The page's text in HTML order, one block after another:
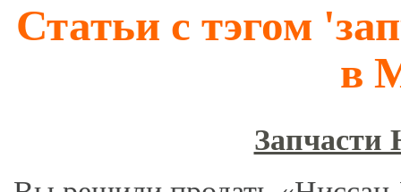
Статьи с тэгом
в
Запчасти